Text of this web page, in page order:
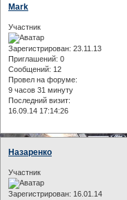
Mark
Участник
Зарегистрирован: 23.11.13
Приглашений: 0
Сообщений: 12
Провел на форуме:
9 часов 31 минуту
Последний визит:
16.09.14 17:14:26
Назаренко
Участник
Зарегистрирован: 16.01.14